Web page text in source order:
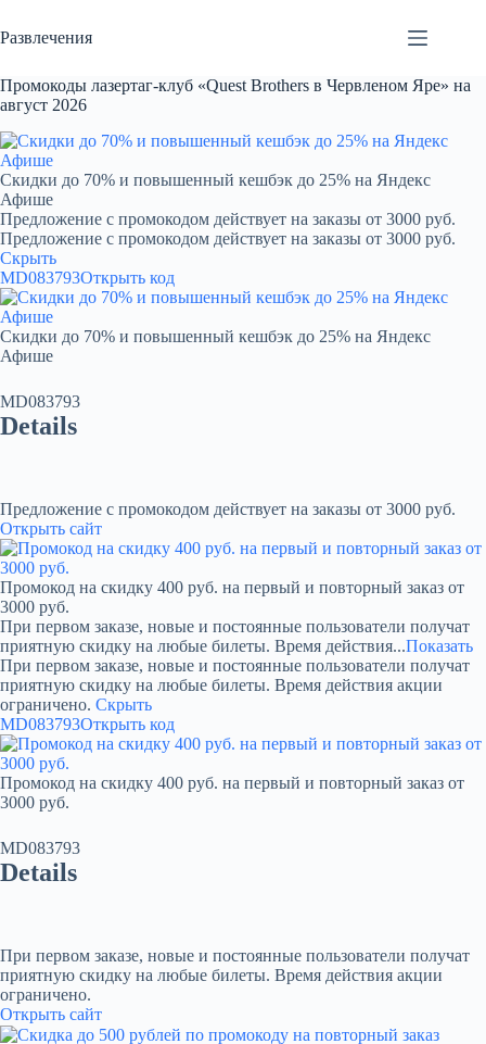
к
сути
Развлечения
Промокоды лазертаг-клуб «Quest Brothers в Червленом Яре» на
август 2026
Скидки до 70% и повышенный кешбэк до 25% на Яндекс
Афише
Предложение с промокодом действует на заказы от 3000 руб.
Предложение с промокодом действует на заказы от 3000 руб.
Скрыть
MD083793Открыть код
Скидки до 70% и повышенный кешбэк до 25% на Яндекс
Афише
MD083793
Details
Предложение с промокодом действует на заказы от 3000 руб.
Открыть сайт
Промокод на скидку 400 руб. на первый и повторный заказ от
3000 руб.
При первом заказе, новые и постоянные пользователи получат
приятную скидку на любые билеты. Время действия...Показать
При первом заказе, новые и постоянные пользователи получат
приятную скидку на любые билеты. Время действия акции
ограничено. Скрыть
MD083793Открыть код
Промокод на скидку 400 руб. на первый и повторный заказ от
3000 руб.
MD083793
Details
При первом заказе, новые и постоянные пользователи получат
приятную скидку на любые билеты. Время действия акции
ограничено.
Открыть сайт